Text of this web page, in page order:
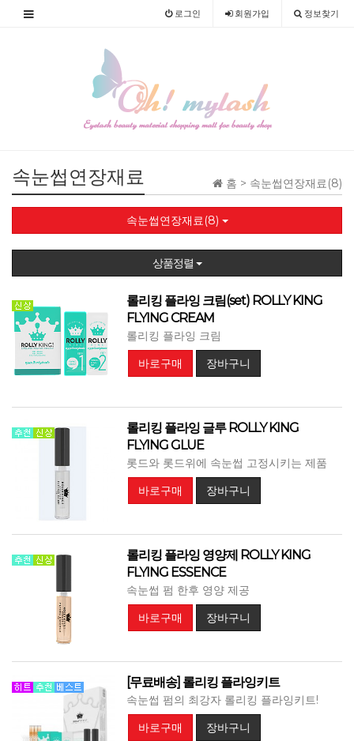
로그인 회원가입 정보찾기
홈 > 속눈썹연장재료(8)
속눈썹연장재료
속눈썹연장재료(8)
상품정렬
롤리킹 플라잉 크림(set) ROLLY KING
FLYING CREAM
롤리킹 플라잉 크림
바로구매
장바구니
롤리킹 플라잉 글루 ROLLY KING
FLYING GLUE
롯드와 롯드위에 속눈썹 고정시키는 제품
바로구매
장바구니
롤리킹 플라잉 영양제 ROLLY KING
FLYING ESSENCE
속눈썹 펌 한후 영양 제공
바로구매
장바구니
[무료배송] 롤리킹 플라잉키트
속눈썹 펌의 최강자 롤리킹 플라잉키트!
바로구매
장바구니